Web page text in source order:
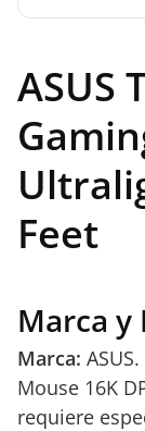
ASUS
Feet
Marca y
Marca: ASUS.
Mouse 16K
requiere